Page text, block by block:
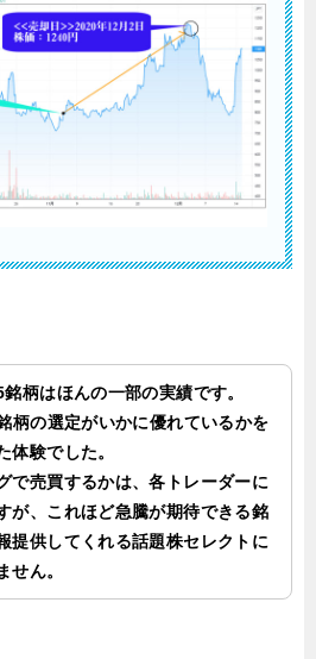
柄はほんの一部の実績です。
柄の選定がいかに優れているかを
体験でした。
で売買するかは、各トレーダーに
が、これほど急騰が期待できる銘
提供してくれる話題株セレクトに
せん。